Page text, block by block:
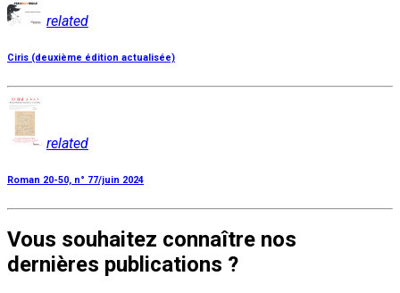
related
Ciris (deuxième édition actualisée)
related
Roman 20-50, n° 77/juin 2024
Vous souhaitez connaître nos
dernières publications ?